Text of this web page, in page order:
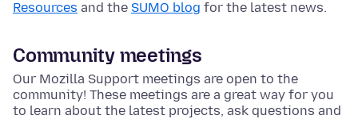
Resources and the SUMO blog for the latest news.
Community meetings
Our Mozilla Support meetings are open to the
community! These meetings are a great way for you
to learn about the latest projects, ask questions and